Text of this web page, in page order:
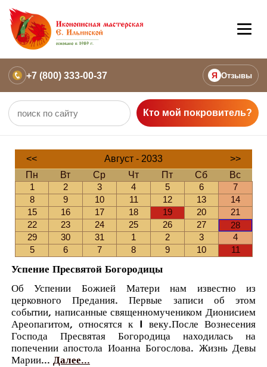
+7 (800) 333-00-37 Я Отзывы
Кто мой покровитель?
<< Август - 2033
>>
Пн
Вт Ср Чт Пт Сб
Вс
1
2 3 4 5 6
7
8
9 10 11 12 13
14
15
16 17 18 19 20
21
22
23 24 25 26 27
28
29
30 31 1 2 3
4
5
6 7 8 9 10 11
Успение Пресвятой Богородицы
Об Успении Божией Матери нам известно из
церковного Предания. Первые записи об этом
событии, написанные священномучеником Дионисием
Ареопагитом, относятся к I веку.После Вознесения
Господа Пресвятая Богородица находилась на
попечении апостола Иоанна Богослова. Жизнь Девы
Марии... Далее...